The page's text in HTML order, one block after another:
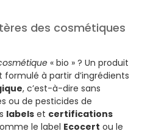
des cosmétiques
« bio » ? Un produit
formulé à partir d’ingrédients
, c’est-à-dire sans
ou de pesticides de
labels et certifications
le label Ecocert ou le